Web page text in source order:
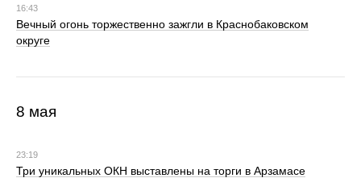
16:43
Вечный огонь торжественно зажгли в Краснобаковском
округе
8 мая
23:19
Три уникальных ОКН выставлены на торги в Арзамасе